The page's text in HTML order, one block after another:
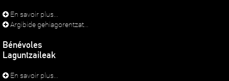
En savoir plus...
Argibide gehiagorentzat...
Bénévoles
Laguntzaileak
En savoir plus...